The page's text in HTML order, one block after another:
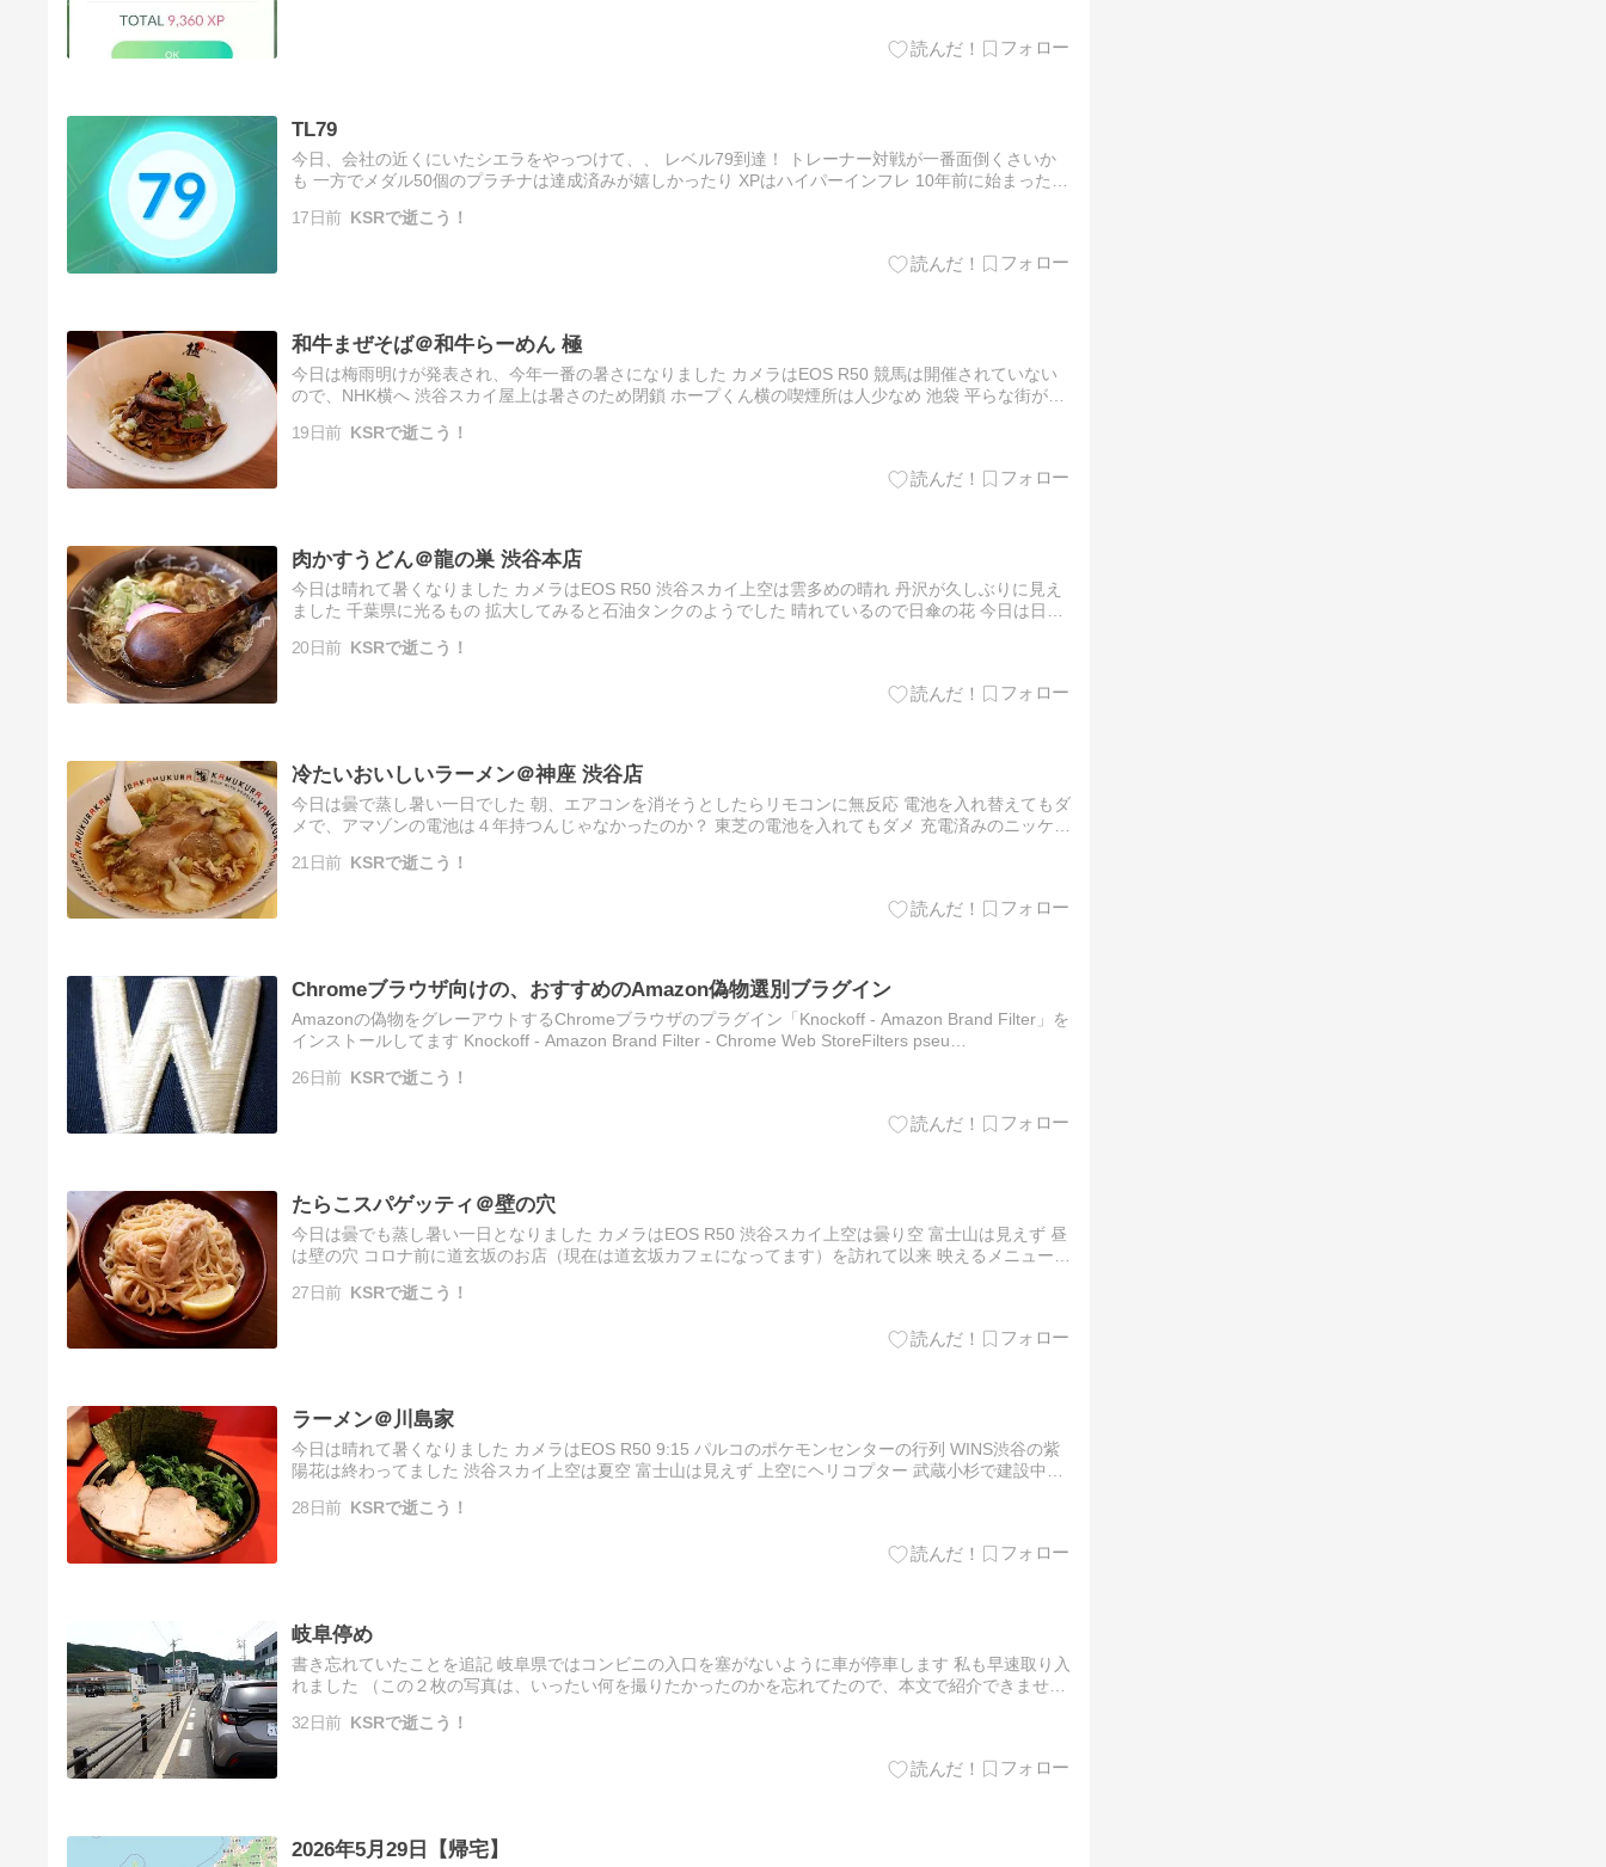
TL79
今日、会社の近くにいたシエラをやっつけて、、 レベル79到達！ トレーナー対戦が一番面倒くさいか
も 一方でメダル50個のプラチナは達成済みが嬉しかったり XPはハイパーインフレ 10年前に始まった頃
17日前 KSRで逝こう！
和牛まぜそば＠和牛らーめん 極
今日は梅雨明けが発表され、今年一番の暑さになりました カメラはEOS R50 競馬は開催されていない
ので、NHK横へ 渋谷スカイ屋上は暑さのため閉鎖 ホープくん横の喫煙所は人少なめ 池袋 平らな街が羨
19日前 KSRで逝こう！
肉かすうどん＠龍の巣 渋谷本店
今日は晴れて暑くなりました カメラはEOS R50 渋谷スカイ上空は雲多めの晴れ 丹沢が久しぶりに見え
ました 千葉県に光るもの 拡大してみると石油タンクのようでした 晴れているので日傘の花 今日は日曜
20日前 KSRで逝こう！
冷たいおいしいラーメン＠神座 渋谷店
今日は曇で蒸し暑い一日でした 朝、エアコンを消そうとしたらリモコンに無反応 電池を入れ替えてもダ
メで、アマゾンの電池は４年持つんじゃなかったのか？ 東芝の電池を入れてもダメ 充電済みのニッケル
21日前 KSRで逝こう！
Chromeブラウザ向けの、おすすめのAmazon偽物選別ブラグイン
Amazonの偽物をグレーアウトするChromeブラウザのプラグイン「Knockoff - Amazon Brand Filter」を
インストールしてます Knockoff - Amazon Brand Filter - Chrome Web StoreFilters pseu…
26日前 KSRで逝こう！
たらこスパゲッティ＠壁の穴
今日は曇でも蒸し暑い一日となりました カメラはEOS R50 渋谷スカイ上空は曇り空 富士山は見えず 昼
は壁の穴 コロナ前に道玄坂のお店（現在は道玄坂カフェになってます）を訪れて以来 映えるメニューた
27日前 KSRで逝こう！
ラーメン＠川島家
今日は晴れて暑くなりました カメラはEOS R50 9:15 パルコのポケモンセンターの行列 WINS渋谷の紫
陽花は終わってました 渋谷スカイ上空は夏空 富士山は見えず 上空にヘリコプター 武蔵小杉で建設中の
28日前 KSRで逝こう！
岐阜停め
書き忘れていたことを追記 岐阜県ではコンビニの入口を塞がないように車が停車します 私も早速取り入
れました （この２枚の写真は、いったい何を撮りたかったのかを忘れてたので、本文で紹介できません
32日前 KSRで逝こう！
2026年5月29日【帰宅】